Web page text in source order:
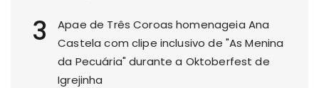
3
Apae de Três Coroas homenageia Ana
Castela com clipe inclusivo de "As Menina
da Pecuária" durante a Oktoberfest de
Igrejinha